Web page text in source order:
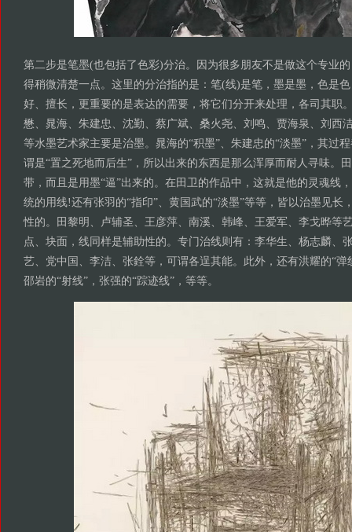
第二步是笔墨(也包括了色彩)分治。因为很多朋友不是做这个专业
得稍微清楚一点。这里的分治指的是：笔(线)是笔，墨是墨，色是
好、擅长，更重要的是表达的需要，将它们分开来处理，各司其职
懋、晁海、朱建忠、沈勤、蔡广斌、桑火尧、刘鸣、贾海泉、刘西
等水墨艺术家主要是治墨。晁海的“积墨”、朱建忠的“淡墨”，其过
谓是“置之死地而后生”，所以出来的东西是那么浑厚而耐人寻味。
带，而且是用墨“逼”出来的。在田卫的作品中，这就是他的灵魂线
统的用线!还有张羽的“指印”、黄国武的“淡墨”等等，皆以治墨见长
性的。田黎明、卢辅圣、王彦萍、南溪、韩峰、王爱军、李戈晔等
点、块面，线同样是辅助性的。专门治线则有：李华生、杨志麟、
艺、党中国、李洁、张銓等，可谓各逞其能。此外，还有洪耀的“弹
邵岩的“射线”，张强的“踪迹线”，等等。